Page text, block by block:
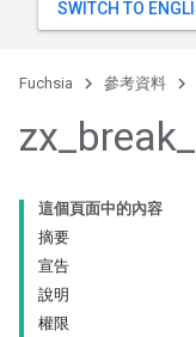
Fuchsia 參考資料
zx_break_
這個頁面中的內容
摘要
宣告
說明
權限